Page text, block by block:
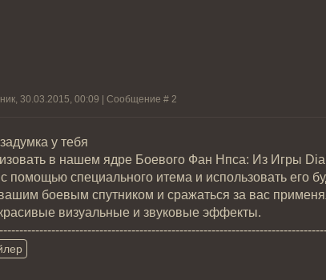
30.03.2015, 00:09 | Сообщение # 2
у тебя
в нашем ядре Боевого Фан Нпса: Из Игры
помощью специального итема и использовать его
боевым спутником и сражаться за вас
визуальные и звуковые эффекты.